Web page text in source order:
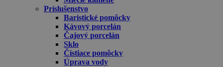
Príslušenstvo
Baristické pomôcky
Kávový porcelán
Čajový porcelán
Sklo
Čistiace pomôcky
Úprava vody